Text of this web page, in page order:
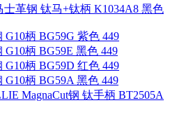
士革钢 钛马+钛柄 K1034A8 黑色
G10柄 BG59G 紫色 449
G10柄 BG59E 黑色 449
G10柄 BG59D 红色 449
G10柄 BG59A 黑色 449
MagnaCut钢 钛手柄 BT2505A